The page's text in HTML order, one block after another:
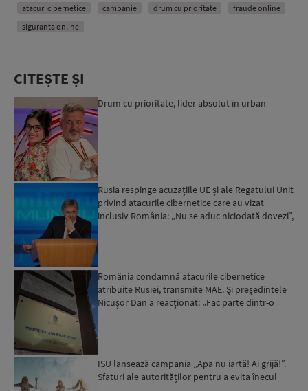
atacuri cibernetice campanie drum cu prioritate
fraude online
siguranta online
CITEȘTE ȘI
Drum cu prioritate, lider absolut în urban
Rusia respinge acuzațiile UE și ale Regatului Unit
privind atacurile cibernetice care au vizat
inclusiv România: „Nu se aduc niciodată dovezi”,
România condamnă atacurile cibernetice
atribuite Rusiei, transmite MAE. Și președintele
Nicușor Dan a reacționat: „Fac parte dintr-o
ISU lansează campania „Apa nu iartă! Ai grijă!”.
Sfaturi ale autorităților pentru a evita înecul